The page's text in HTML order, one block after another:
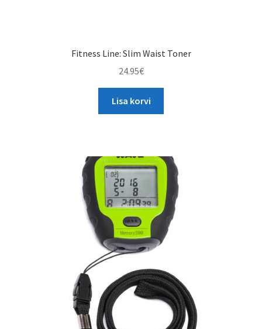
Fitness Line: Slim Waist Toner
24.95€
Lisa korvi